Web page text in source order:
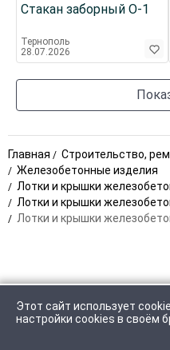
Стакан заборный О-1
Тернополь
28.07.2026
Главная Строительство,
Железобетонные изделия
Лотки и крышки
Лотки и крышки
Лотки и крышки
Этот сайт использует
настройки cookies в своём
ПОЗВОНИТЬ